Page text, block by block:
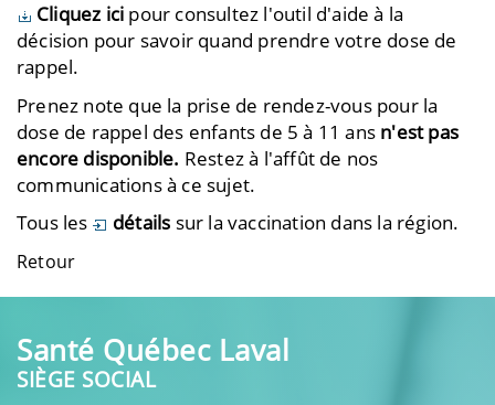
Cliquez ici pour consultez l'outil d'aide à la
décision pour savoir quand prendre votre dose de
rappel.
Prenez note que la prise de rendez-vous pour la
dose de rappel des enfants de 5 à 11 ans n'est pas
encore disponible. Restez à l'affût de nos
communications à ce sujet.
Tous les
détails sur la vaccination dans la région.
Retour
Santé Québec Laval
SIÈGE SOCIAL